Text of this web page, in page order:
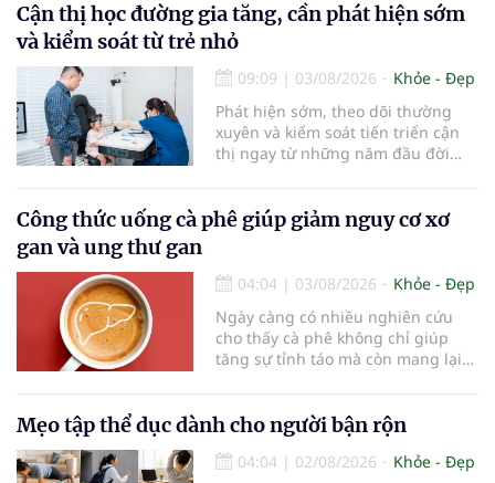
bàn chải quá lâu có thể làm giảm
hiệu quả làm sạch và ảnh hưởng
đến sức khỏe răng miệng...
Cận thị học đường gia tăng, cần phát hiện sớm
và kiểm soát từ trẻ nhỏ
09:09 | 03/08/2026
Khỏe - Đẹp
Phát hiện sớm, theo dõi thường
xuyên và kiểm soát tiến triển cận
thị ngay từ những năm đầu đời
trẻ. Đây cũng là định hướng của
Trung tâm Nhãn nhi và Kiểm soát
Đô đưa vào hoạt động ngày 1/8.
Công thức uống cà phê giúp giảm nguy cơ xơ
gan và ung thư gan
04:04 | 03/08/2026
Khỏe - Đẹp
Ngày càng có nhiều nghiên cứu
cho thấy cà phê không chỉ giúp
tăng sự tỉnh táo mà còn mang lại
đóng vai trò lọc độc tố, chuyển hóa
thuốc và dự trữ nhiều vitamin,
khoáng chất thiết yếu nhưng cũng
Mẹo tập thể dục dành cho người bận rộn
04:04 | 02/08/2026
Khỏe - Đẹp